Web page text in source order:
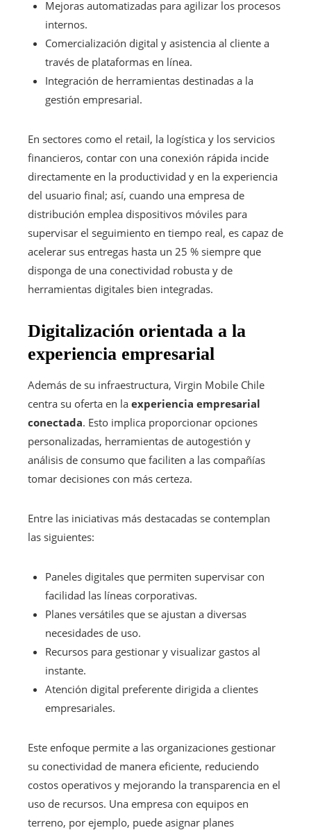
Mejoras automatizadas para agilizar los procesos
internos.
Comercialización digital y asistencia al cliente a
través de plataformas en línea.
Integración de herramientas destinadas a la
gestión empresarial.
En sectores como el retail, la logística y los servicios
financieros, contar con una conexión rápida incide
directamente en la productividad y en la experiencia
del usuario final; así, cuando una empresa de
distribución emplea dispositivos móviles para
supervisar el seguimiento en tiempo real, es capaz de
acelerar sus entregas hasta un 25 % siempre que
disponga de una conectividad robusta y de
herramientas digitales bien integradas.
Digitalización orientada a la
experiencia empresarial
Además de su infraestructura, Virgin Mobile Chile
centra su oferta en la experiencia empresarial
conectada. Esto implica proporcionar opciones
personalizadas, herramientas de autogestión y
análisis de consumo que faciliten a las compañías
tomar decisiones con más certeza.
Entre las iniciativas más destacadas se contemplan
las siguientes:
Paneles digitales que permiten supervisar con
facilidad las líneas corporativas.
Planes versátiles que se ajustan a diversas
necesidades de uso.
Recursos para gestionar y visualizar gastos al
instante.
Atención digital preferente dirigida a clientes
empresariales.
Este enfoque permite a las organizaciones gestionar
su conectividad de manera eficiente, reduciendo
costos operativos y mejorando la transparencia en el
uso de recursos. Una empresa con equipos en
terreno, por ejemplo, puede asignar planes